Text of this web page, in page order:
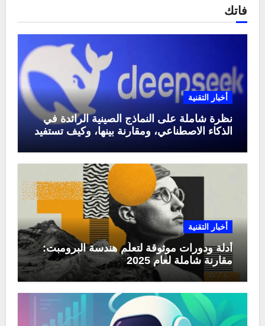
فاتك
أخبار التقنية
نظرة شاملة على النماذج الصينية الرائدة في
الذكاء الاصطناعي، ومقارنة بينها، وكيف تستفيد
أخبار التقنية
أدلة ودورات موثوقة لتعلّم هندسة البرومبت:
مقارنة شاملة لعام 2025